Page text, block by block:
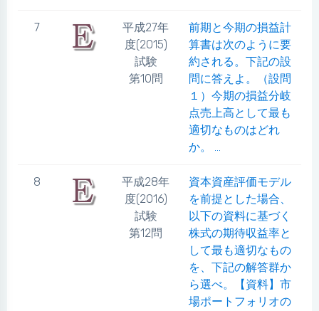
7
平成27年
度(2015)
試験
第10問
前期と今期の損益計
算書は次のように要
約される。下記の設
問に答えよ。（設問
１）今期の損益分岐
点売上高として最も
適切なものはどれ
か。 ...
8
平成28年
度(2016)
試験
第12問
資本資産評価モデル
を前提とした場合、
以下の資料に基づく
株式の期待収益率と
して最も適切なもの
を、下記の解答群か
ら選べ。【資料】市
場ポートフォリオの